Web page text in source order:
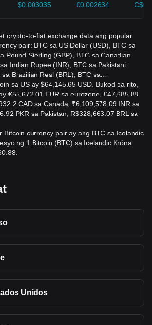
$0.003035 €0.002634
crypto-to-fiat exchange data ang popular
pair: BTC sa US Dollar (USD), BTC sa
Pound Sterling (GBP), BTC sa Canadian
Indian Rupee (INR), BTC sa Pakistani
Brazilian Real (BRL), BTC sa…
sa US ay $64,145.65 USD. Bukod pa rito,
€55,672.01 EUR sa eurozone, £47,685.88
CAD sa Canada, ₹6,109,578.09 INR sa
PKR sa Pakistan, R$328,663.07 BRL sa
Bitcoin currency pair ay ang BTC sa Icelandic
ng 1 Bitcoin (BTC) sa Icelandic Króna
Unidos